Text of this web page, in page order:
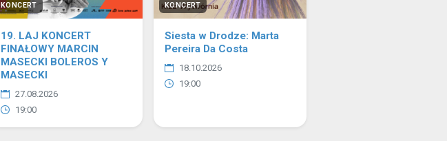
KONCERT
19. LAJ KONCERT
FINAŁOWY MARCIN
MASECKI BOLEROS Y
MASECKI
27.08.2026
19:00
KONCERT
Siesta w Drodze: Marta
Pereira Da Costa
18.10.2026
19:00